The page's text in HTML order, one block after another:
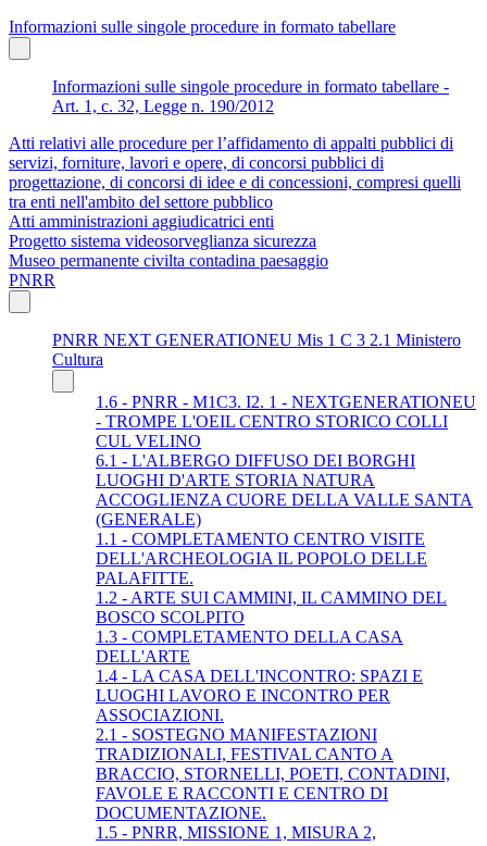
Informazioni sulle singole procedure in formato tabellare
Informazioni sulle singole procedure in formato tabellare -
Art. 1, c. 32, Legge n. 190/2012
Atti relativi alle procedure per l’affidamento di appalti pubblici di
servizi, forniture, lavori e opere, di concorsi pubblici di
progettazione, di concorsi di idee e di concessioni, compresi quelli
tra enti nell'ambito del settore pubblico
Atti amministrazioni aggiudicatrici enti
Progetto sistema videosorveglianza sicurezza
Museo permanente civilta contadina paesaggio
PNRR
PNRR NEXT GENERATIONEU Mis 1 C 3 2.1 Ministero
Cultura
1.6 - PNRR - M1C3. I2. 1 - NEXTGENERATIONEU
- TROMPE L'OEIL CENTRO STORICO COLLI
CUL VELINO
6.1 - L'ALBERGO DIFFUSO DEI BORGHI
LUOGHI D'ARTE STORIA NATURA
ACCOGLIENZA CUORE DELLA VALLE SANTA
(GENERALE)
1.1 - COMPLETAMENTO CENTRO VISITE
DELL'ARCHEOLOGIA IL POPOLO DELLE
PALAFITTE.
1.2 - ARTE SUI CAMMINI, IL CAMMINO DEL
BOSCO SCOLPITO
1.3 - COMPLETAMENTO DELLA CASA
DELL'ARTE
1.4 - LA CASA DELL'INCONTRO: SPAZI E
LUOGHI LAVORO E INCONTRO PER
ASSOCIAZIONI.
2.1 - SOSTEGNO MANIFESTAZIONI
TRADIZIONALI, FESTIVAL CANTO A
BRACCIO, STORNELLI, POETI, CONTADINI,
FAVOLE E RACCONTI E CENTRO DI
DOCUMENTAZIONE.
1.5 - PNRR, MISSIONE 1, MISURA 2,